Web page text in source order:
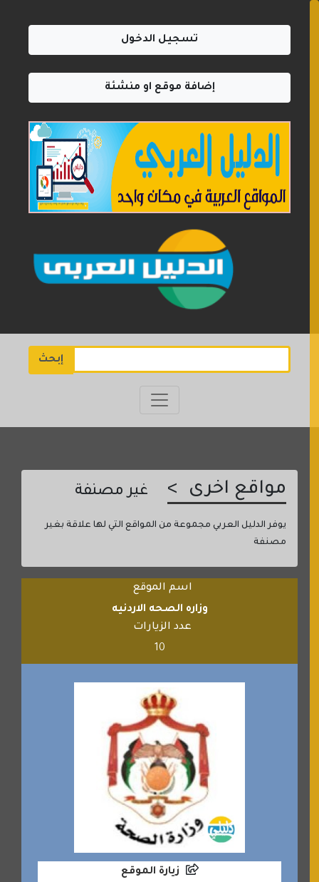
تسجيل الدخول
إضافة موقع او منشئة
إبحث
مواقع اخرى غير مصنفة
يوفر الدليل العربي مجموعة من المواقع التي لها علاقة بغير
مصنفة
اسم الموقع
وزاره الصحه الاردنيه
عدد الزيارات
10
زيارة الموقع